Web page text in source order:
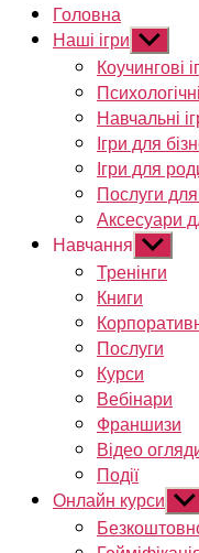
Головна
Наші ігри Показати
підменю
Коучингові
Навчальні
Ігри для
Ігри для
Послуги
Аксесуари
Навчання Показати
підменю
Тренінги
Книги
Послуги
Курси
Вебінари
Франшизи
Відео
Події
Онлайн курси